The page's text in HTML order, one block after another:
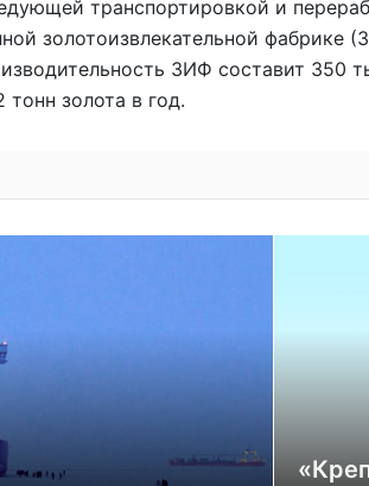
транспортировкой и
золотоизвлекательной фабрике
ЗИФ составит 350
тонн золота в год.